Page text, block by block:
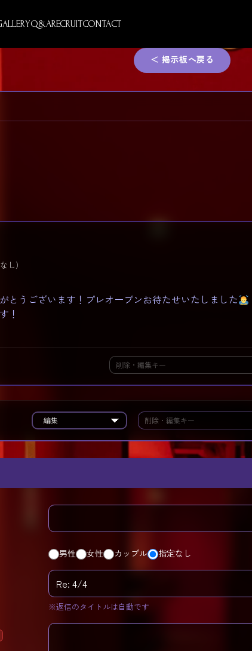
Q&ARECRUITCONTACT
＜ 掲示板へ戻る
し）
とうございます！プレオープンお待たせいたしました
！
男性 女性 カップル 指定なし
※返信のタイトルは自動です